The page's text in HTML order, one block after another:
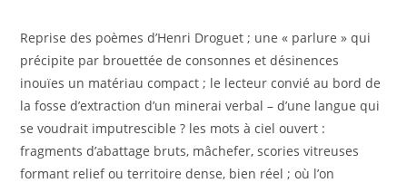
Reprise des poèmes d’Henri Droguet ; une « parlure » qui
précipite par brouettée de consonnes et désinences
inouïes un matériau compact ; le lecteur convié au bord de
la fosse d’extraction d’un minerai verbal – d’une langue qui
se voudrait imputrescible ? les mots à ciel ouvert :
fragments d’abattage bruts, mâchefer, scories vitreuses
formant relief ou territoire dense, bien réel ; où l’on